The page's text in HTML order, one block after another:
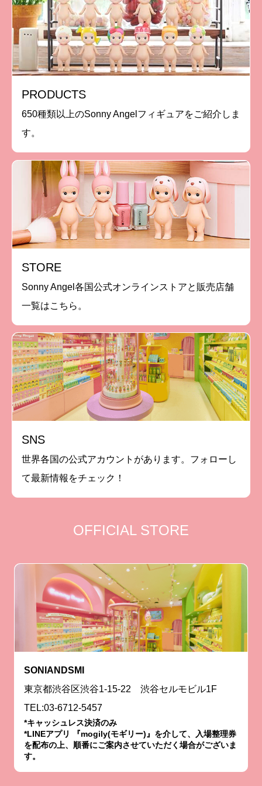
PRODUCTS
650種類以上のSonny Angelフィギュアをご紹介しま
す。
STORE
Sonny Angel各国公式オンラインストアと販売店舗
一覧はこちら。
SNS
世界各国の公式アカウントがあります。フォローし
て最新情報をチェック！
OFFICIAL STORE
SONIANDSMI
東京都渋谷区渋谷1-15-22 渋谷セルモビル1F
TEL:03-6712-5457
*キャッシュレス決済のみ
*LINEアプリ 『mogily(モギリー)』を介して、入場整理券
を配布の上、順番にご案内させていただく場合がございま
す。